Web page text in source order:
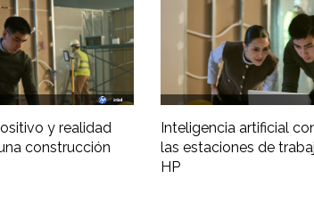
y realidad
construcción
Inteligencia artificial
las estaciones de
HP